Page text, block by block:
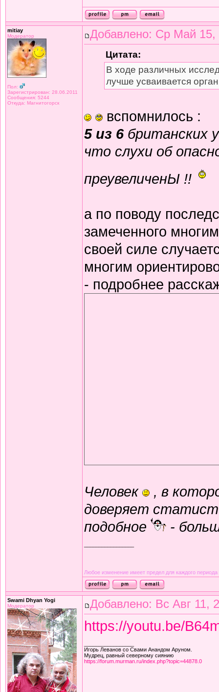
mitiay
Модератор
Пол:
Зарегистрирован: 28.06.2011
Сообщения: 5244
Откуда: Магнитогорск
Добавлено: Ср Май 15,
Цитата:
В ходе различных
лучше усваивается
вспомнилось :
5 из 6 британских
что слухи об
преувеличенЫ !!
а по поводу
замеченного
своей силе
многим
- подробнее
Человек
, в
доверяет
подобное
-
Любое изменение имеет предел для каждого периода
Swami Dhyan Yogi
Модератор Добавлено: Вс Авг 11,
https://youtu.be/
Игорь Леванов со Свами Анандом Аруном.
Мудрец, равный северному сиянию
https://forum.murman.ru/index.php?topic=44878.0